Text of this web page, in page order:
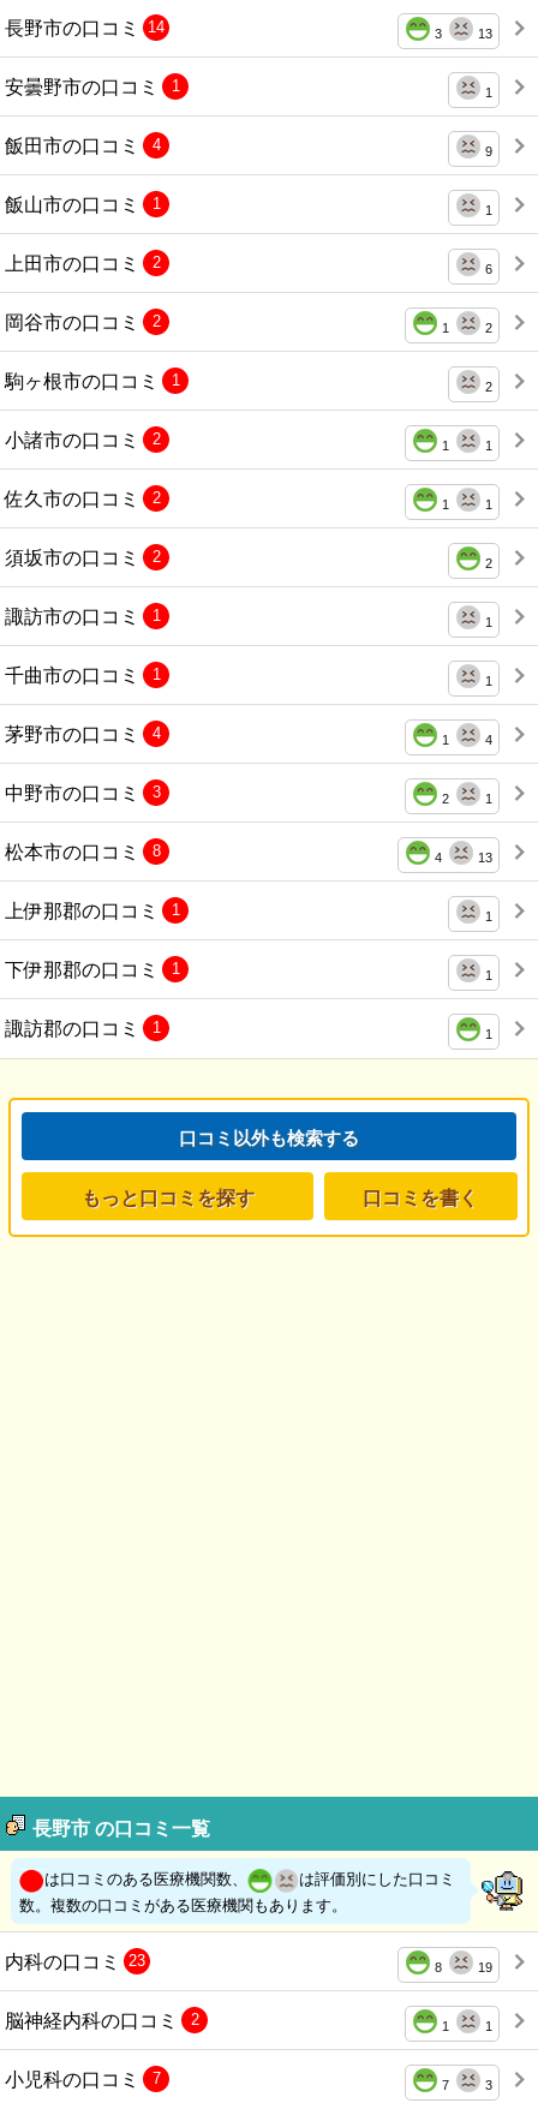
長野市の口コミ 3 13
14
安曇野市の口コミ 1
1
飯田市の口コミ 9
4
飯山市の口コミ 1
1
上田市の口コミ 6
2
岡谷市の口コミ 1 2
2
駒ヶ根市の口コミ 2
1
小諸市の口コミ 1 1
2
佐久市の口コミ 1 1
2
須坂市の口コミ 2
2
諏訪市の口コミ 1
1
千曲市の口コミ 1
1
茅野市の口コミ 1 4
4
中野市の口コミ 2 1
3
松本市の口コミ 4 13
8
上伊那郡の口コミ 1
1
下伊那郡の口コミ 1
1
諏訪郡の口コミ 1
1
口コミ以外も検索する
もっと口コミを探す 口コミを書く
長野市 の口コミ一覧
は口コミのある医療機関数、
は評価別にした口コミ
数。複数の口コミがある医療機関もあります。
内科の口コミ 8 19
23
脳神経内科の口コミ 1 1
2
小児科の口コミ 7 3
7